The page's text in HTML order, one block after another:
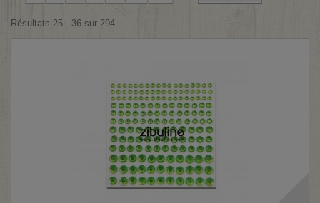
Résultats 25 - 36 sur 294.